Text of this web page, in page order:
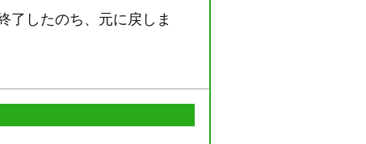
了したのち、元に戻しま